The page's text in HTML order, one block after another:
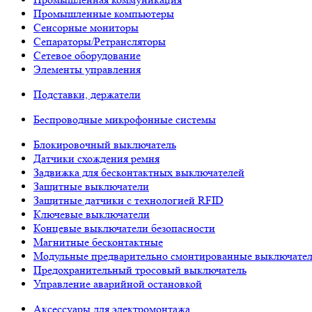
Промышленные компьютеры
Сенсорные мониторы
Сепараторы/Ретрансляторы
Сетевое оборудование
Элементы управления
Подставки, держатели
Беспроводные микрофонные системы
Блокировочный выключатель
Датчики схождения ремня
Задвижка для бесконтактных выключателей
Защитные выключатели
Защитные датчики с технологией RFID
Ключевые выключатели
Концевые выключатели безопасности
Магнитные бесконтактные
Модульные предварительно смонтированные
Предохранительный тросовый выключатель
Управление аварийной остановкой
Аксессуары для электромонтажа